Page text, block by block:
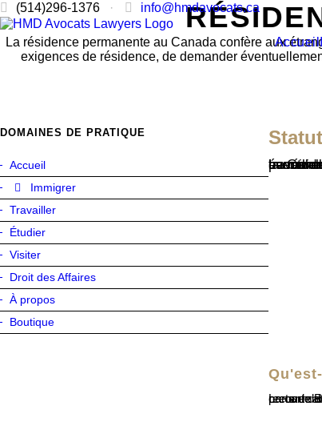
(514)296-1376 · info@hmdavocats.ca
Accueil
La résidence permanente au Canada confère aux
exigences de résidence, de demander
La résidence permanente au Canada est un statut accordé aux personnes étrangères ayant
La carte de résident permanent (carte RP) est un document officiel délivré par le gouvernement canadien aux résidents permanents du Canada, servant de preuve de leur statut lors de leurs déplacements. La plupart des
DOMAINES DE PRATIQUE
Accueil
Immigrer
Travailler
Étudier
Visiter
Droit des Affaires
À propos
Boutique